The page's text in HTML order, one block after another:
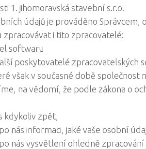
1. jihomoravská stavební s.r.o.
údajů je prováděno Správcem,
zpracovávat i tito zpracovatelé:
softwaru
poskytovatelé zpracovatelských
však v současné době společnost
na vědomí, že podle zákona o
kdykoliv zpět,
nás informaci, jaké vaše osobní
nás vysvětlení ohledně zpracování